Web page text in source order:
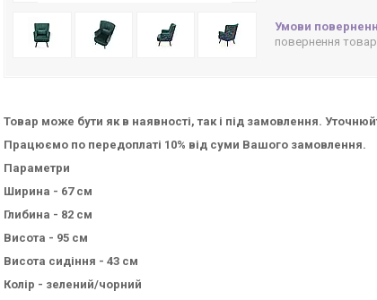
повернення
Товар може бути як в наявності, так і під замовлення.
Працюємо по передоплаті 10% від суми Вашого замовлення.
Параметри
Ширина - 67 см
Глибина - 82 см
Висота - 95 см
Висота сидіння - 43 см
Колір - зелений/чорний